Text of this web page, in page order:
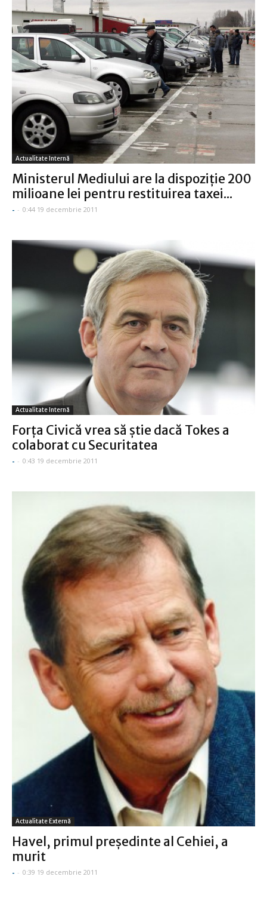
Actualitate Internă
Ministerul Mediului are la dispoziţie 200
milioane lei pentru restituirea taxei...
- - 0:44 19 decembrie 2011
Actualitate Internă
Forţa Civică vrea să ştie dacă Tokes a
colaborat cu Securitatea
- - 0:43 19 decembrie 2011
Actualitate Externă
Havel, primul preşedinte al Cehiei, a
murit
- - 0:39 19 decembrie 2011